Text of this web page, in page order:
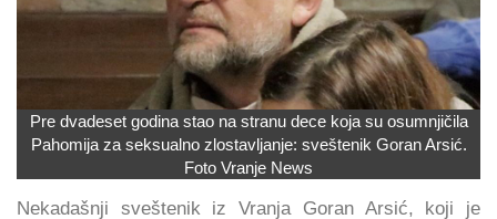
Pre dvadeset godina stao na stranu dece koja su osumnjičila
Pahomija za seksualno zlostavljanje: sveštenik Goran Arsić.
Foto Vranje News
Nekadašnji sveštenik iz Vranja Goran Arsić, koji je